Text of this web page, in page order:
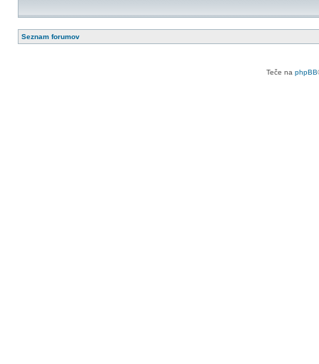
Seznam forumov
Teče na phpBB